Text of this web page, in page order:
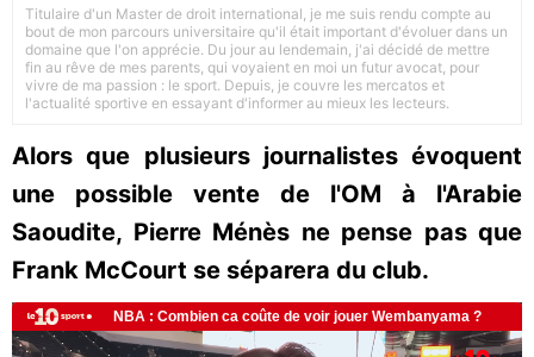
Titulaire d'un Master de droit international, je me suis rendu compte au
bout de mon parcours universitaire qu'il était important d'évoluer dans un
domaine que l'on apprécie. Du jour au lendemain, j'ai décidé de mettre
fin au rêve de mes parents, qui voyaient en moi un futur avocat, pour
vivre de ma passion : le sport. Depuis, je couvre les mercatos et
l'actualité sportive en essayant d'informer au mieux les lecteurs.
Alors que plusieurs journalistes évoquent
une possible vente de l'OM à l'Arabie
Saoudite, Pierre Ménès ne pense pas que
Frank McCourt se séparera du club.